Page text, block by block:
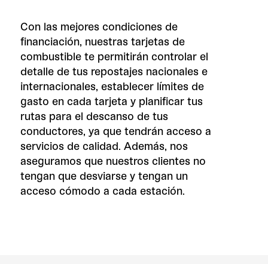
Con las mejores condiciones de
financiación, nuestras tarjetas de
combustible te permitirán controlar el
detalle de tus repostajes nacionales e
internacionales, establecer límites de
gasto en cada tarjeta y planificar tus
rutas para el descanso de tus
conductores, ya que tendrán acceso a
servicios de calidad. Además, nos
aseguramos que nuestros clientes no
tengan que desviarse y tengan un
acceso cómodo a cada estación.